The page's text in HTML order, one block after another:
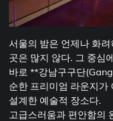
서울의 밤은 언제나 화
곳은 많지 않다. 그 중심
바로 **강남구구단
순한 프리미엄 라운지가
설계한 예술적 장소다.
고급스러움과 편안함의